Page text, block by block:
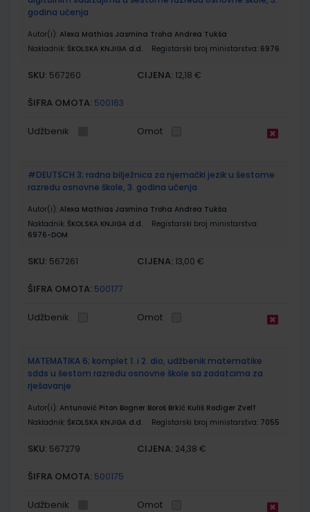
godina učenja
Autor(i): Alexa Mathias Jasmina Troha Andrea Tukša
Nakladnik: ŠKOLSKA KNJIGA d.d. Registarski broj ministarstva: 6976
SKU: 567260 CIJENA: 12,18 €
ŠIFRA OMOTA: 500163
Udžbenik Omot
#DEUTSCH 3; radna bilježnica za njemački jezik u šestome
razredu osnovne škole, 3. godina učenja
Autor(i): Alexa Mathias Jasmina Troha Andrea Tukša
Nakladnik: ŠKOLSKA KNJIGA d.d.
Registarski broj ministarstva:
6976-DOM
SKU: 567261 CIJENA: 13,00 €
ŠIFRA OMOTA: 500177
Udžbenik Omot
MATEMATIKA 6; komplet 1. i 2. dio, udžbenik matematike
sdds u šestom razredu osnovne škole sa zadatcima za
rješavanje
Autor(i): Antunović Piton Bogner Boroš Brkić Kuliš Rodiger Zvelf
Nakladnik: ŠKOLSKA KNJIGA d.d. Registarski broj ministarstva: 7055
SKU: 567279 CIJENA: 24,38 €
ŠIFRA OMOTA: 500175
Udžbenik Omot